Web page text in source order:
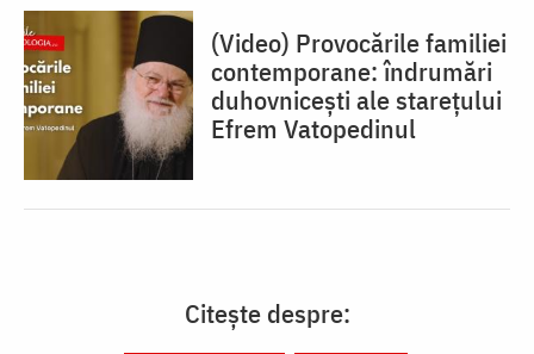
(Video) Provocările familiei
contemporane: îndrumări
duhovnicești ale starețului
Efrem Vatopedinul
Citește despre: